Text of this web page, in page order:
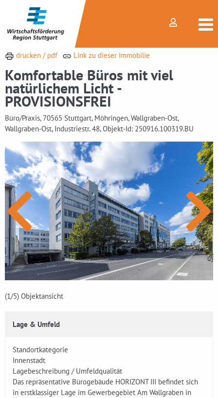
drucken / pdf Link zu dieser Immobilie
Komfortable Büros mit viel
natürlichem Licht -
PROVISIONSFREI
Büro/Praxis, 70565 Stuttgart, Möhringen, Wallgraben-Ost,
Wallgraben-Ost, Industriestr. 48, Objekt-Id: 250916.100319.BU
(1/5) Objektansicht
Lage & Umfeld
Standortkategorie
Innenstadt
Lagebeschreibung / Umfeldqualität
Das repräsentative Bürogebäude HORIZONT III befindet sich
in erstklassiger Lage im Gewerbegebiet Am Wallgraben in